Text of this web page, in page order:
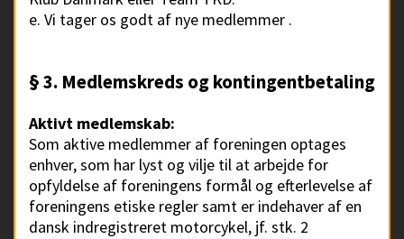
e. Vi tager os godt af nye medlemmer .
§ 3. Medlemskreds og kontingentbetaling
Aktivt medlemskab:
Som aktive medlemmer af foreningen optages
enhver, som har lyst og vilje til at arbejde for
opfyldelse af foreningens formål og efterlevelse af
foreningens etiske regler samt er indehaver af en
dansk indregistreret motorcykel, jf. stk. 2